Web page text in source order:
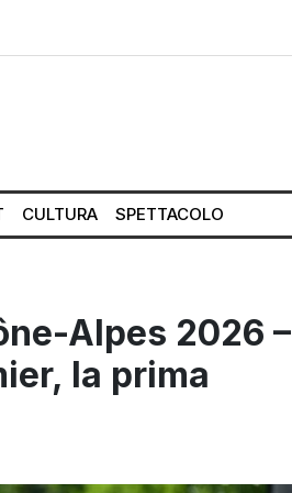
CULTURA SPETTACOLO
Alpes 2026 –
la prima